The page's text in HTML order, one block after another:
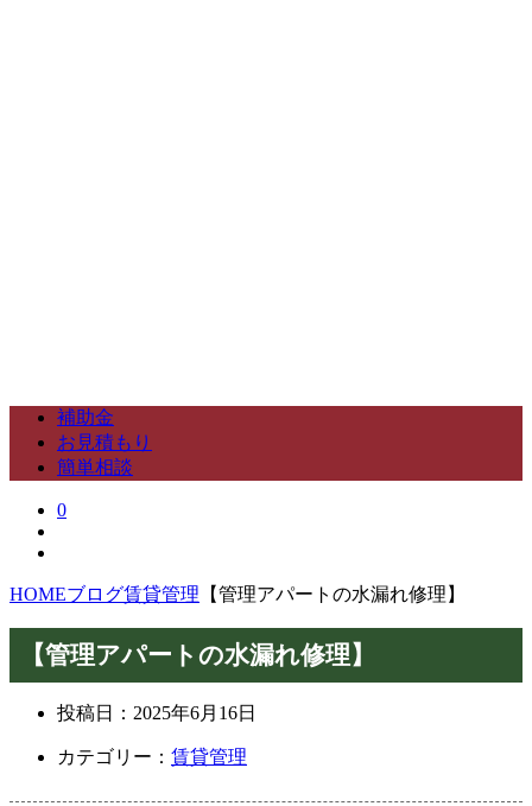
補助金
お見積もり
簡単相談
0
HOMEブログ賃貸管理 【管理アパートの水漏れ修理】
【管理アパートの水漏れ修理】
投稿日： 2025年6月16日
カテゴリー： 賃貸管理